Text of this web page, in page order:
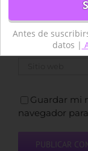
Guardar mi
navegador
Antes de
datos |